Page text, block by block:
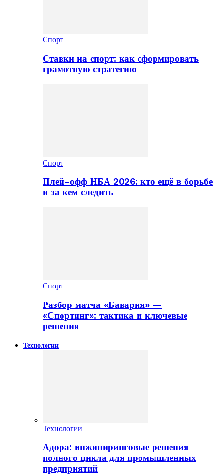
Спорт
Ставки на спорт: как сформировать
грамотную стратегию
Спорт
Плей-офф НБА 2026: кто ещё в борьбе
и за кем следить
Спорт
Разбор матча «Бавария» —
«Спортинг»: тактика и ключевые
решения
Технологии
Технологии
Адора: инжиниринговые решения
полного цикла для промышленных
предприятий